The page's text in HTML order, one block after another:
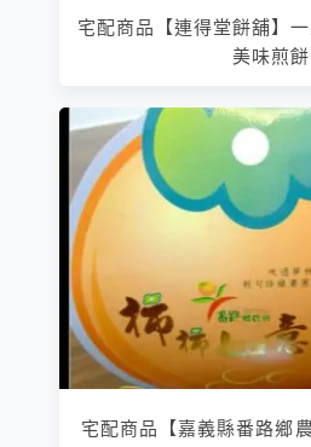
宅配商品【連得堂餅舖】
美味煎餅
宅配商品【嘉義縣番路鄉